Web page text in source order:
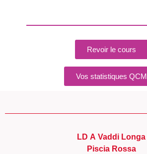
Revoir le cours
Vos statistiques QCM
LD A Vaddi Longa
Piscia Rossa